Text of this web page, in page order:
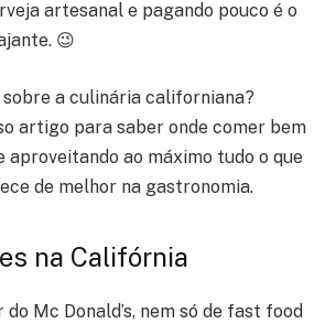
artesanal e pagando pouco é o
😉
sobre a culinária californiana?
artigo para saber onde comer bem
aproveitando ao máximo tudo o que
de melhor na gastronomia.
na Califórnia
Mc Donald’s, nem só de fast food